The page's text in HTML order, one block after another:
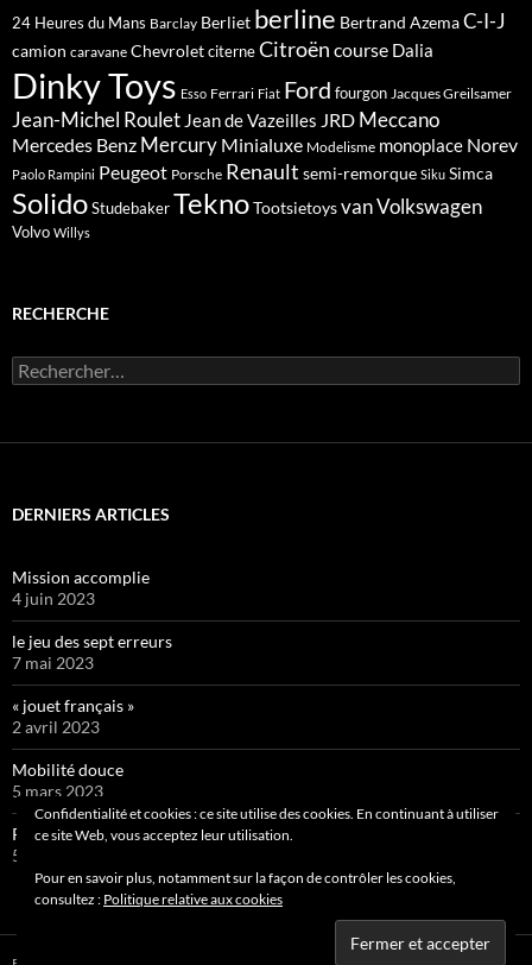
24 Heures du Mans Barclay Berliet berline Bertrand AzemaC-I-J
camion caravane ChevroletciterneCitroën course Dalia
Dinky Toys Esso Ferrari Fiat Ford fourgon Jacques Greilsamer
Jean-Michel Roulet Jean de Vazeilles JRD Meccano
Mercedes Benz Mercury Minialuxe Modelisme monoplace Norev
Paolo Rampini Peugeot Porsche Renault semi-remorque Siku Simca
SolidoStudebakerTeknoTootsietoysvanVolkswagen
Volvo Willys
RECHERCHE
Rechercher :
DERNIERS ARTICLES
Mission accomplie
4 juin 2023
le jeu des sept erreurs
7 mai 2023
« jouet français »
2 avril 2023
Mobilité douce
5 mars 2023
Pipelette 9
5 février 2023
Confidentialité et cookies : ce site utilise des cookies. En continuant à utiliser
ce site Web, vous acceptez leur utilisation.
Pour en savoir plus, notamment sur la façon de contrôler les cookies,
consultez : Politique relative aux cookies